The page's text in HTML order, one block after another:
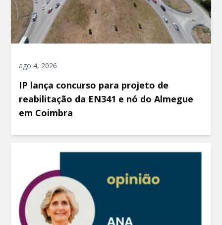
ago 4, 2026
IP lança concurso para projeto de
reabilitação da EN341 e nó do Almegue
em Coimbra